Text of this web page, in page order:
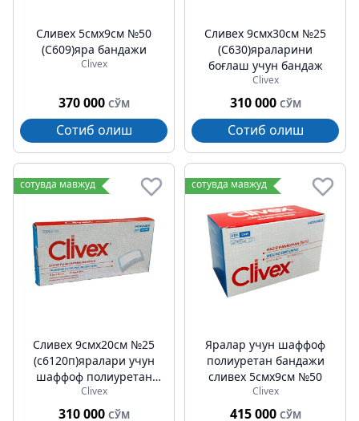
Cливех 5cмх9cм №50
(C609)яра бандажи
Clivex
370 000 СЎМ
Сотиб олиш
Cливех 9смх30cм №25
(C630)яраларини
боғлаш учун бандаж
Clivex
310 000 СЎМ
Сотиб олиш
сотувда мавжуд
Cливех 9смх20cм №25
(c6120п)яралари учун
шаффоф полиуретан
бандажи
Clivex
310 000 СЎМ
сотувда мавжуд
Яралар учун шаффоф
полиуретан бандажи
cливех 5cмх9cм №50
Clivex
415 000 СЎМ